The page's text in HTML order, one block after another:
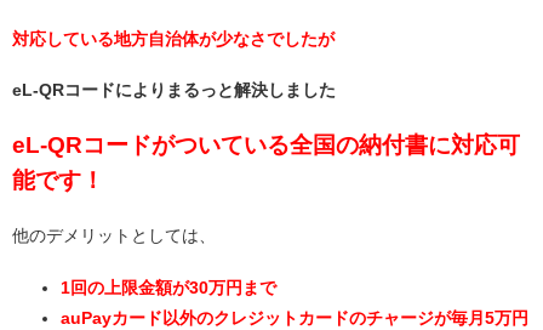
対応している地方自治体が少なさでしたが
eL-QRコードによりまるっと解決しました
eL-QRコードがついている全国の納付書に対応可
能です！
他のデメリットとしては、
1回の上限金額が30万円まで
auPayカード以外のクレジットカードのチャージが毎月5万円